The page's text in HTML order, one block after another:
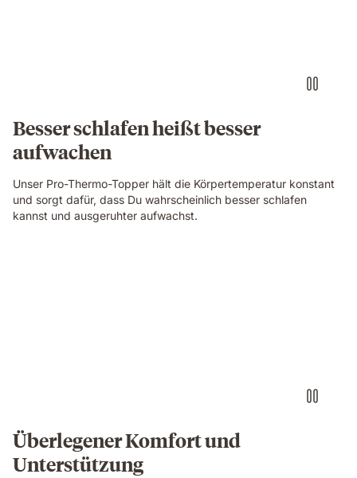
Besser schlafen heißt besser
aufwachen
Unser Pro-Thermo-Topper hält die Körpertemperatur konstant
und sorgt dafür, dass Du wahrscheinlich besser schlafen
kannst und ausgeruhter aufwachst.
Überlegener Komfort und
Unterstützung